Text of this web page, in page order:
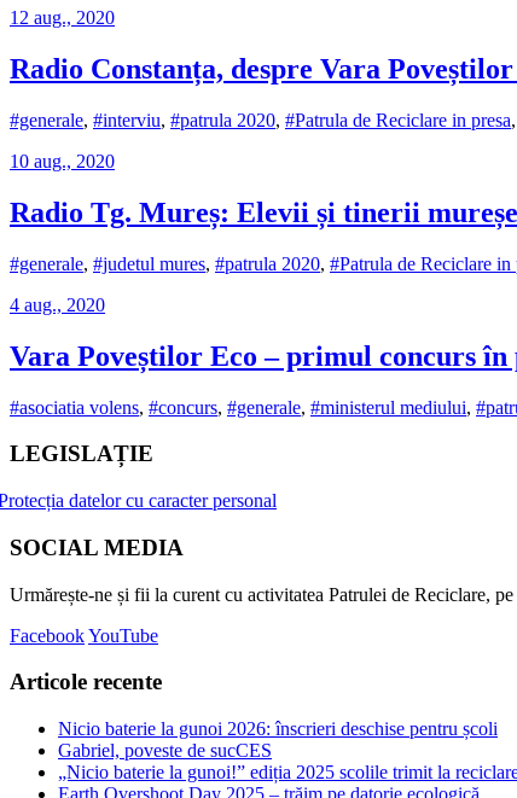
12 aug., 2020
Radio Constanța, despre Vara
#generale, #interviu, #patrula 2020, #Patrula de Reciclare in presa,
10 aug., 2020
Radio Tg. Mureș: Elevii și tinerii
#generale, #judetul mures, #patrula 2020, #Patrula de Reciclare in
4 aug., 2020
Vara Poveștilor Eco – primul concurs
#asociatia volens, #concurs, #generale, #ministerul mediului,
LEGISLAȚIE
datelor cu caracter personal
SOCIAL MEDIA
Urmărește-ne și fii la curent cu activitatea Patrulei de Reciclare,
FacebookYouTube
Articole recente
Nicio baterie la gunoi 2026: înscrieri deschise pentru școli
Gabriel, poveste de sucCES
„Nicio baterie la gunoi!” ediția 2025 scolile trimit la
Earth Overshoot Day 2025 – trăim pe datorie ecologică